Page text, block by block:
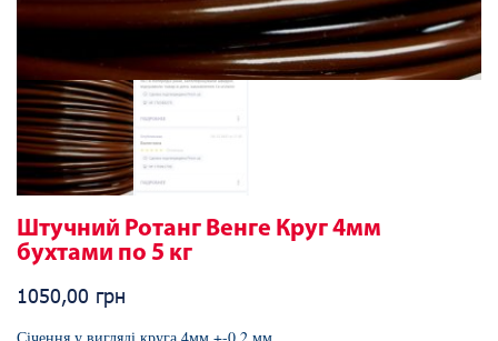
Штучний Ротанг Венге Круг 4мм
бухтами по 5 кг
1050,00 грн